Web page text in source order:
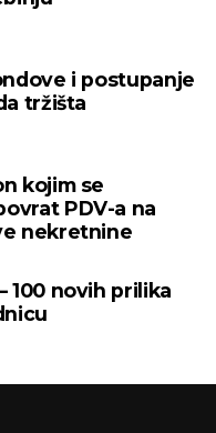
i postupanje
tržišta
kojim se
PDV-a na
nekretnine
100 novih prilika